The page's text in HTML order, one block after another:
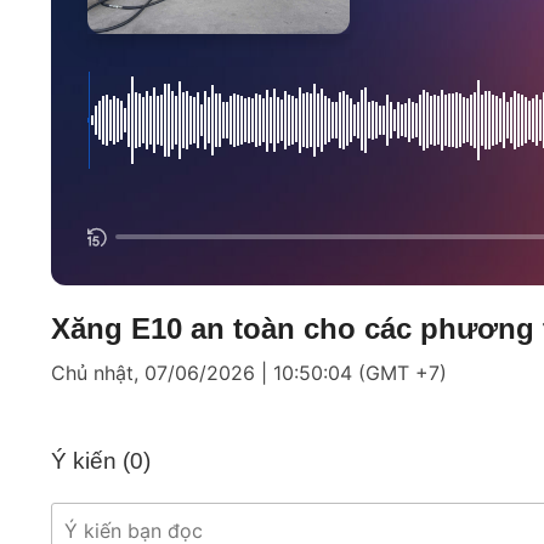
Xăng E10 an toàn cho các phương
Chủ nhật, 07/06/2026 | 10:50:04 (GMT +7)
Ý kiến (0)